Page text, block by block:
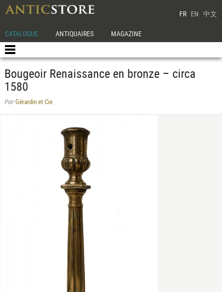
FR EN 中文
CATALOGUE ANTIQUAIRES MAGAZINE
Bougeoir Renaissance en bronze – circa
1580
ParGérardin et Cie